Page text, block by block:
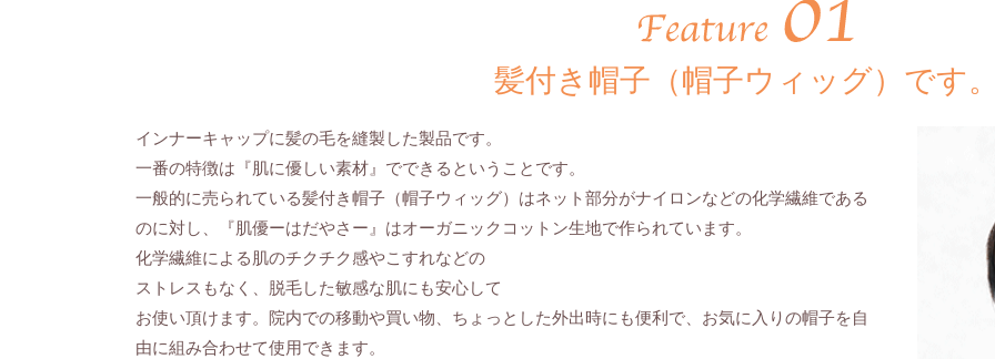
髪付き帽子（帽子ウィッグ）です
インナーキャップに髪の毛を縫製した製品です。
一番の特徴は 『肌に優しい素材』 でできるということです。
一般的に売られている髪付き帽子（帽子ウィッグ） はネット部分がナイロンなどの化学繊維である
のに対し、『肌優ーはだやさー』はオーガニックコットン生地で作られています。
化学繊維による肌のチクチク感やこすれなどの
ストレスもなく、脱毛した敏感な肌にも安心して
お使い頂けます。 院内での移動や買い物、ちょっとした外出時にも便利で、お気に入りの帽子を自
由に組み合わせて使用できます。